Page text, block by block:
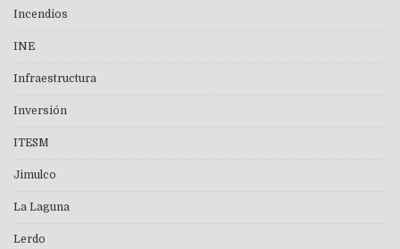
Incendios
INE
Infraestructura
Inversión
ITESM
Jimulco
La Laguna
Lerdo